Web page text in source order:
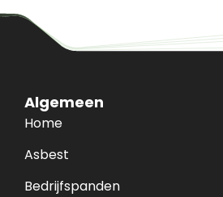
Algemeen
Home
Asbest
Bedrijfspanden